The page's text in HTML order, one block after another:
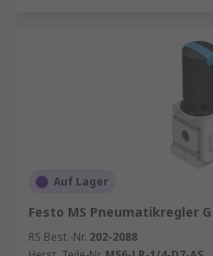
Auf Lager
Festo MS Pneumatikregler G
RS Best.-Nr. 202-2088